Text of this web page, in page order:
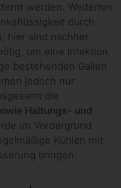
werden. Weiterhin
durch
hier sind nachher
um eine Infektion
bestehenden Gallen
jedoch nur
die
Haltungs- und
im Vordergrund
Kühlen mit
bringen.